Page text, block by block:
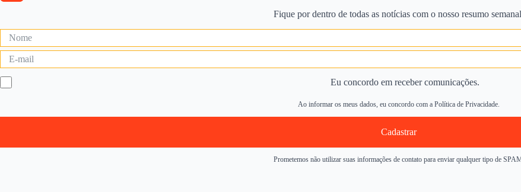
Fique por dentro de todas as notícias com o nosso resumo
Eu concordo em receber comunicações.
Ao informar os meus dados, eu concordo com a Política de Privacidade.
Cadastrar
Prometemos não utilizar suas informações de contato para enviar qualquer tipo de